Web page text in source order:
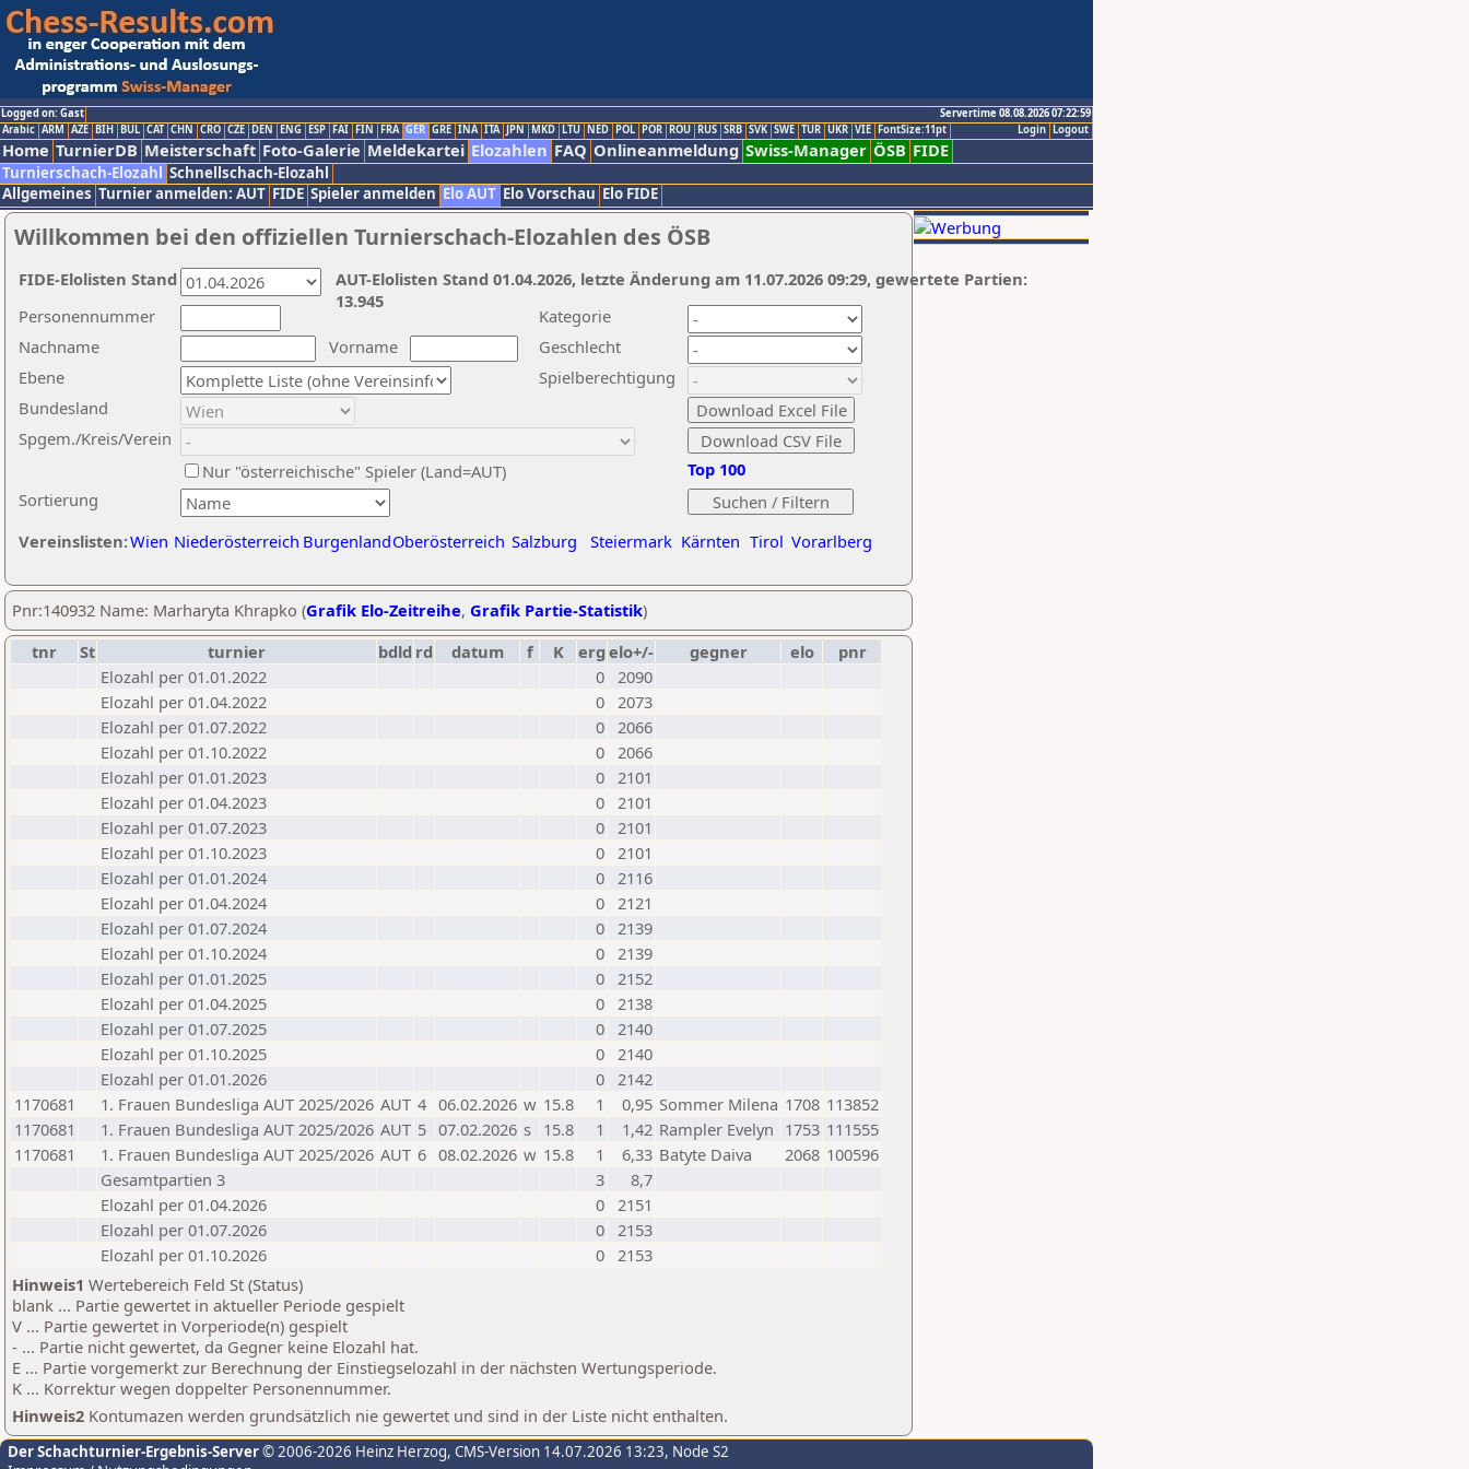
Logged on: Gast
Servertime 08.08.2026 07:22:59
Logout
Login
Arabic ARM AZE BIH BUL CAT CHN CRO CZE DEN ENG ESP FAI FIN FRA GER GRE INA ITA JPN MKD LTU NED POL POR ROU RUS SRB SVK SWE TUR UKR VIE FontSize:11pt
Home TurnierDB Meisterschaft Foto-Galerie Meldekartei Elozahlen FAQ Onlineanmeldung Swiss-Manager ÖSB FIDE
Turnierschach-Elozahl Schnellschach-Elozahl
Allgemeines Turnier anmelden: AUT FIDE Spieler anmelden Elo AUT Elo Vorschau Elo FIDE
Willkommen bei den offiziellen Turnierschach-Elozahlen des ÖSB
Nachname
Vorname
Ebene
Kategorie
Sortierung
Personennummer
Bundesland
Spgem./Kreis/Verein
Geschlecht
Nur "österreichische" Spieler (Land=AUT)
Spielberechtigung
Vereinslisten:Wien Niederösterreich BurgenlandOberösterreich Salzburg Steiermark Kärnten Tirol Vorarlberg
Top 100
AUT-Elolisten Stand 01.04.2026, letzte Änderung am 11.07.2026 09:29, gewertete Partien:
13.945
FIDE-Elolisten Stand
Pnr:140932 Name: Marharyta Khrapko (Grafik Elo-Zeitreihe, Grafik Partie-Statistik)
tnr
St turnier bdld rd datum f K erg elo+/- gegner elo
pnr
Elozahl per 01.01.2022
0 2090
Elozahl per 01.04.2022
0 2073
Elozahl per 01.07.2022
0 2066
Elozahl per 01.10.2022
0 2066
Elozahl per 01.01.2023
0 2101
Elozahl per 01.04.2023
0 2101
Elozahl per 01.07.2023
0 2101
Elozahl per 01.10.2023
0 2101
Elozahl per 01.01.2024
0 2116
Elozahl per 01.04.2024
0 2121
Elozahl per 01.07.2024
0 2139
Elozahl per 01.10.2024
0 2139
Elozahl per 01.01.2025
0 2152
Elozahl per 01.04.2025
0 2138
Elozahl per 01.07.2025
0 2140
Elozahl per 01.10.2025
0 2140
Elozahl per 01.01.2026
0 2142
1170681
1. Frauen Bundesliga AUT 2025/2026 AUT 4 06.02.2026 w 15.8 1 0,95 Sommer Milena 1708 113852
1170681
1. Frauen Bundesliga AUT 2025/2026 AUT 5 07.02.2026 s 15.8 1 1,42 Rampler Evelyn 1753 111555
1170681
1. Frauen Bundesliga AUT 2025/2026 AUT 6 08.02.2026 w 15.8 1 6,33 Batyte Daiva 2068 100596
Gesamtpartien 3
3
8,7
Elozahl per 01.04.2026
0 2151
Elozahl per 01.07.2026
0 2153
Elozahl per 01.10.2026
0 2153
Hinweis1 Wertebereich Feld St (Status)
blank ... Partie gewertet in aktueller Periode gespielt
V ... Partie gewertet in Vorperiode(n) gespielt
- ... Partie nicht gewertet, da Gegner keine Elozahl hat.
E ... Partie vorgemerkt zur Berechnung der Einstiegselozahl in der nächsten Wertungsperiode.
K ... Korrektur wegen doppelter Personennummer.
Hinweis2 Kontumazen werden grundsätzlich nie gewertet und sind in der Liste nicht enthalten.
Der Schachturnier-Ergebnis-Server© 2006-2026 Heinz Herzog, CMS-Version 14.07.2026 13:23, Node S2